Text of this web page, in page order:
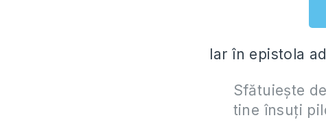
Iar în epistola
Sfătuieşte
tine însuţi